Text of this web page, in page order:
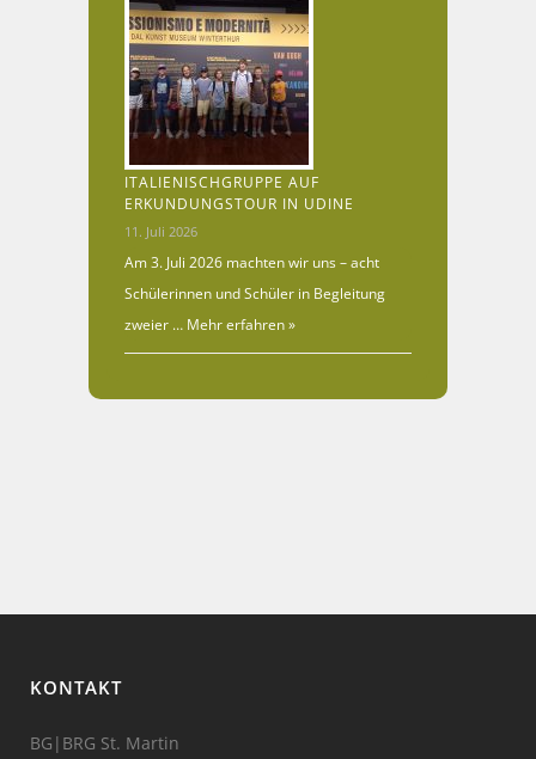
ITALIENISCHGRUPPE AUF
ERKUNDUNGSTOUR IN UDINE
11. Juli 2026
Am 3. Juli 2026 machten wir uns – acht
Schülerinnen und Schüler in Begleitung
zweier … Mehr erfahren »
KONTAKT
BG|BRG St. Martin